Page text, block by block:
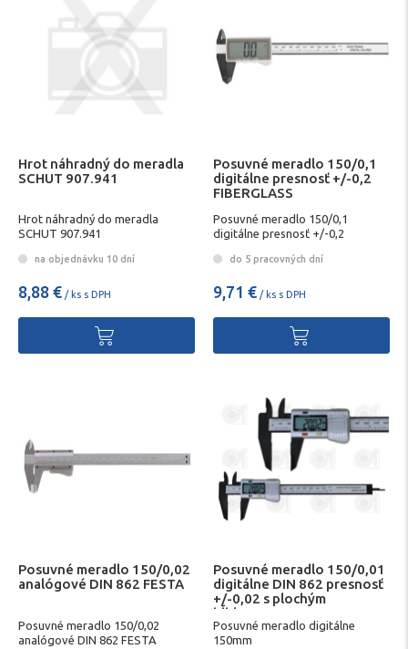
Hrot náhradný do meradla
SCHUT 907.941
Hrot náhradný do meradla
SCHUT 907.941
na objednávku 10 dní
8,88 € / ks s DPH
Posuvné meradlo 150/0,1
digitálne presnosť +/-0,2
FIBERGLASS
Posuvné meradlo 150/0,1
digitálne presnosť +/-0,2
do 5 pracovných dní
9,71 € / ks s DPH
Posuvné meradlo 150/0,02
analógové DIN 862 FESTA
Posuvné meradlo 150/0,02
analógové DIN 862 FESTA
Posuvné meradlo 150/0,01
digitálne DIN 862 presnosť
+/-0,02 s plochým
hĺbkomerom
Posuvné meradlo digitálne
150mm